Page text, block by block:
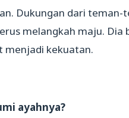
Dukungan dari teman-
melangkah maju. Dia
menjadi kekuatan.
ayahnya?